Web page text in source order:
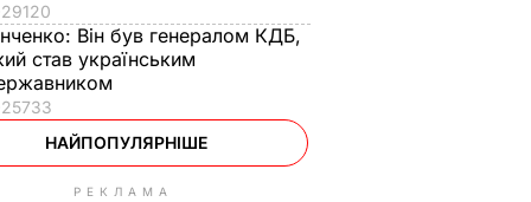
29120
Він був генералом КДБ,
став українським
25733
НАЙПОПУЛЯРНІШЕ
РЕКЛАМА